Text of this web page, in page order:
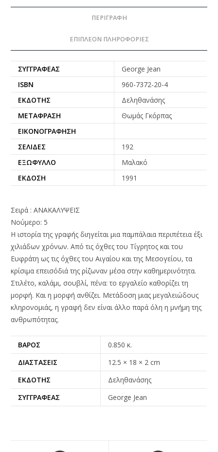
ΠΕΡΙΓΡΑΦΉ
ΕΠΙΠΛΈΟΝ ΠΛΗΡΟΦΟΡΊΕΣ
ΣΥΓΓΡΑΦΈΑΣ
George Jean
ISBN
960-7372-20-4
ΕΚΔΌΤΗΣ
Δεληθανάσης
ΜΕΤΆΦΡΑΣΗ
Θωμάς Γκόρπας
ΕΙΚΟΝΟΓΡΆΦΗΣΗ
ΣΕΛΊΔΕΣ
192
ΕΞΏΦΥΛΛΟ
Μαλακό
ΈΚΔΟΣΗ
1991
Σειρά : ΑΝΑΚΑΛΥΨΕΙΣ
Νούμερο: 5
Η ιστορία της γραφής διηγείται μια παμπάλαια περιπέτεια έξι
χιλιάδων χρόνων. Από τις όχθες του Τίγρητος και του
Ευφράτη ως τις όχθες του Αιγαίου και της Μεσογείου, τα
κρίσιμα επεισόδιά της ρίζωναν μέσα στην καθημερινότητα.
Στιλέτο, καλάμι, σουβλί, πένα: το εργαλείο καθορίζει τη
μορφή. Και η μορφή ανθίζει. Μετάδοση μιας μεγαλειώδους
κληρονομιάς, η γραφή δεν είναι άλλο παρά όλη η μνήμη της
ανθρωπότητας.
ΒΆΡΟΣ
0.850 κ.
ΔΙΑΣΤΆΣΕΙΣ
12.5 × 18 × 2 cm
ΕΚΔΌΤΗΣ
Δεληθανάσης
ΣΥΓΓΡΑΦΈΑΣ
George Jean